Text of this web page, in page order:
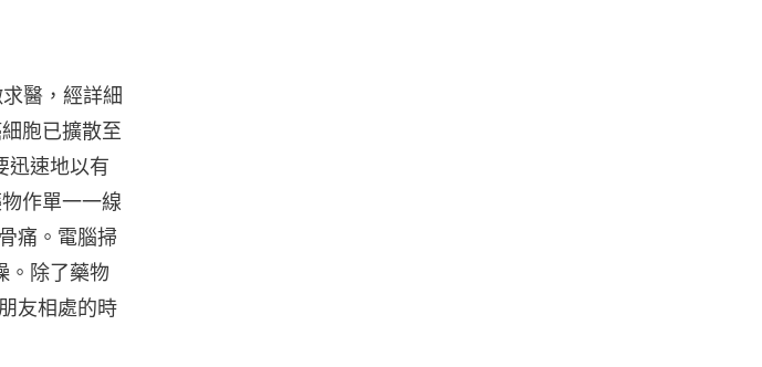
醫，經詳細
胞已擴散至
迅速地以有
作單一一線
痛。電腦掃
。除了藥物
友相處的時